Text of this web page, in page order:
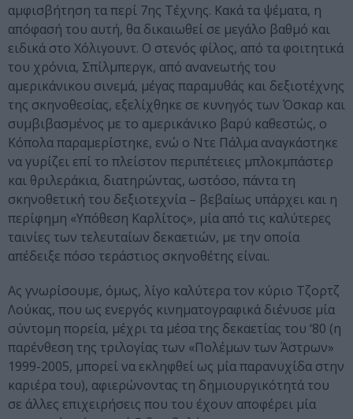
αμφισβήτηση τα περί 7ης Τέχνης. Κακά τα ψέματα, η
απόφασή του αυτή, θα δικαιωθεί σε μεγάλο βαθμό και
ειδικά στο Χόλιγουντ. Ο στενός φίλος, από τα φοιτητικά
του χρόνια, Σπίλμπεργκ, από ανανεωτής του
αμερικάνικου σινεμά, μέγας παραμυθάς και δεξιοτέχνης
της σκηνοθεσίας, εξελίχθηκε σε κυνηγός των Όσκαρ και
συμβιβασμένος με το αμερικάνικο βαρύ καθεστώς, ο
Κόπολα παραμερίστηκε, ενώ ο Ντε Πάλμα αναγκάστηκε
να γυρίζει επί το πλείστον περιπέτειες μπλοκμπάστερ
και θριλεράκια, διατηρώντας, ωστόσο, πάντα τη
σκηνοθετική του δεξιοτεχνία – βεβαίως υπάρχει και η
περίφημη «Υπόθεση Καρλίτος», μία από τις καλύτερες
ταινίες των τελευταίων δεκαετιών, με την οποία
απέδειξε πόσο τεράστιος σκηνοθέτης είναι.
Ας γνωρίσουμε, όμως, λίγο καλύτερα τον κύριο Τζορτζ
Λούκας, που ως ενεργός κινηματογραφικά διένυσε μία
σύντομη πορεία, μέχρι τα μέσα της δεκαετίας του ‘80 (η
παρένθεση της τριλογίας των «Πολέμων των Άστρων»
1999-2005, μπορεί να εκληφθεί ως μία παρανυχίδα στην
καριέρα του), αφιερώνοντας τη δημιουργικότητά του
σε άλλες επιχειρήσεις που του έχουν αποφέρει μία